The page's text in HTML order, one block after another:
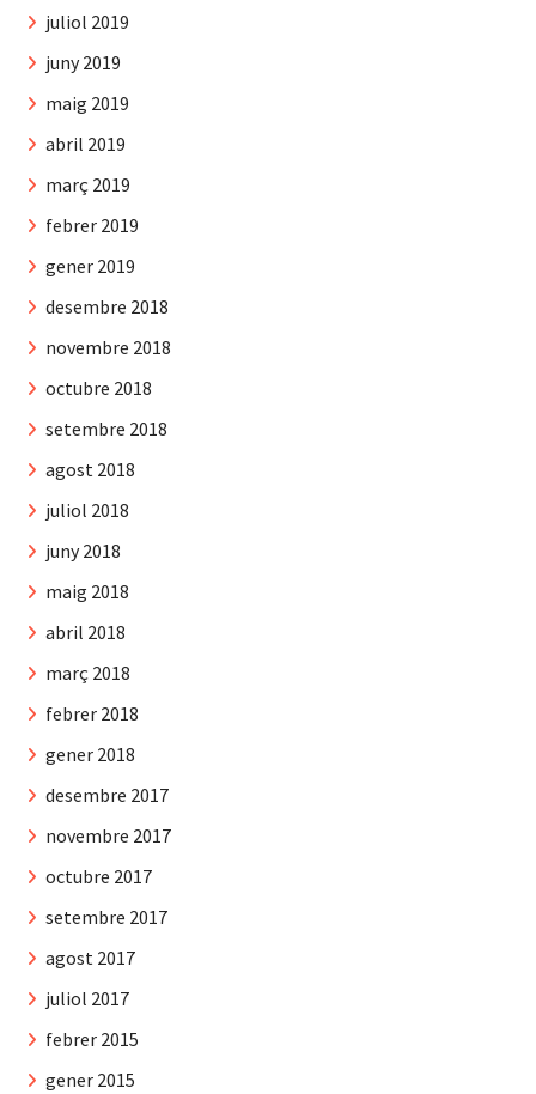
juliol 2019
juny 2019
maig 2019
abril 2019
març 2019
febrer 2019
gener 2019
desembre 2018
novembre 2018
octubre 2018
setembre 2018
agost 2018
juliol 2018
juny 2018
maig 2018
abril 2018
març 2018
febrer 2018
gener 2018
desembre 2017
novembre 2017
octubre 2017
setembre 2017
agost 2017
juliol 2017
febrer 2015
gener 2015